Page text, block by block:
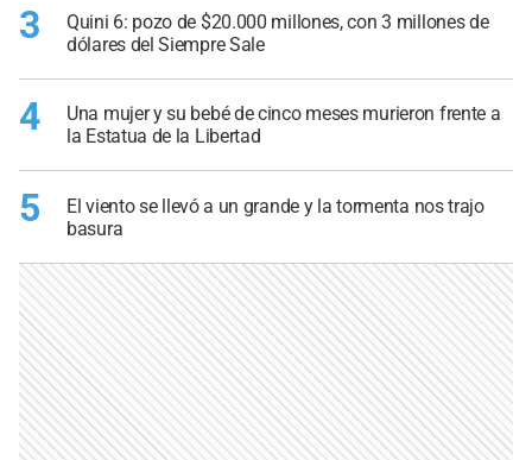
3
Quini 6: pozo de $20.000 millones, con 3 millones de
dólares del Siempre Sale
4
Una mujer y su bebé de cinco meses murieron frente a
la Estatua de la Libertad
5
El viento se llevó a un grande y la tormenta nos trajo
basura